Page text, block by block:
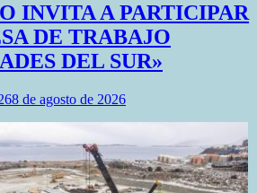
INVITA A PARTICIPAR
DE TRABAJO
DEL SUR»
8 de agosto de 2026